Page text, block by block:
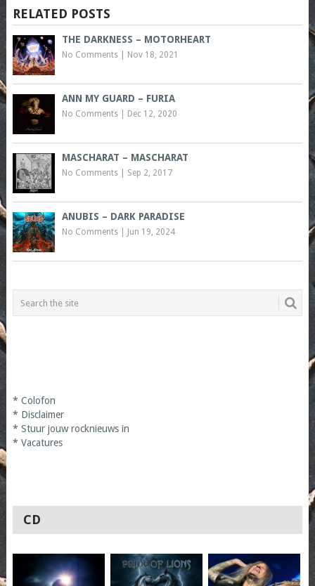
RELATED POSTS
THE DARKNESS – MOTORHEART
No Comments| Nov 18, 2021
ANN MY GUARD – FURIA
No Comments| Dec 12, 2020
MASCHARAT – MASCHARAT
No Comments| Sep 2, 2017
ANUBIS – DARK PARADISE
No Comments| Jun 19, 2024
* Colofon
* Disclaimer
* Stuur jouw rocknieuws in
* Vacatures
CD